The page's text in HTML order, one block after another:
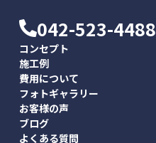
042-523-4488
コンセプト
施工例
費用について
フォトギャラリー
お客様の声
ブログ
よくある質問